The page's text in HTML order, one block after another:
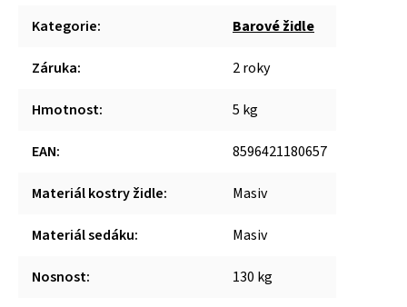
Kategorie: Barové židle
Záruka: 2 roky
Hmotnost: 5 kg
EAN: 8596421180657
Materiál kostry židle: Masiv
Materiál sedáku: Masiv
Nosnost: 130 kg